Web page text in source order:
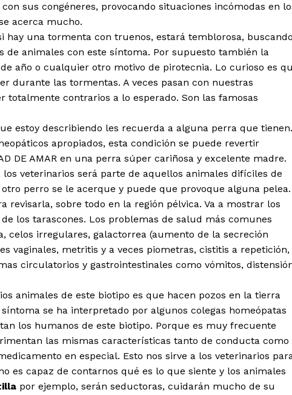
con sus congéneres, provocando situaciones incómodas en
acerca mucho.
hay una tormenta con truenos, estará temblorosa, buscando
animales con este síntoma. Por supuesto también la
año o cualquier otro motivo de pirotecnia. Lo curioso es
durante las tormentas. A veces pasan con nuestras
totalmente contrarios a lo esperado. Son las famosas
estoy describiendo les recuerda a alguna perra que tienen.
apropiados, esta condición se puede revertir
DE AMAR en una perra súper cariñosa y excelente madre.
veterinarios será parte de aquellos animales difíciles de
perro se le acerque y puede que provoque alguna pelea.
revisarla, sobre todo en la región pélvica. Va a mostrar los
los tarascones. Los problemas de salud más comunes
celos irregulares, galactorrea (aumento de la secreción
vaginales, metritis y a veces piometras, cistitis a repetición,
circulatorios y gastrointestinales como vómitos,
animales de este biotipo es que hacen pozos en la tierra
se ha interpretado por algunos colegas homeópatas
los humanos de este biotipo. Porque es muy frecuente
las mismas características tanto de conducta como
en especial. Esto nos sirve a los veterinarios
es capaz de contarnos qué es lo que siente y los animales
por ejemplo, serán seductoras, cuidarán mucho de su